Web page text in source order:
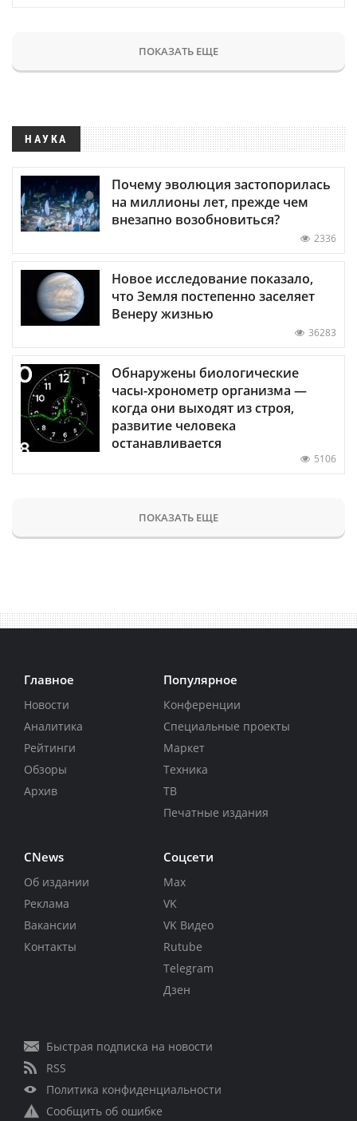
ПОКАЗАТЬ ЕЩЕ
НАУКА
Почему эволюция застопорилась
на миллионы лет, прежде чем
внезапно возобновиться?
2336
Новое исследование показало,
что Земля постепенно заселяет
Венеру жизнью
36283
Обнаружены биологические
часы-хронометр организма —
когда они выходят из строя,
развитие человека
останавливается
5106
ПОКАЗАТЬ ЕЩЕ
Главное
Новости
Аналитика
Рейтинги
Обзоры
Архив
Популярное
Конференции
Специальные проекты
Маркет
Техника
ТВ
Печатные издания
CNews
Об издании
Реклама
Вакансии
Контакты
Соцсети
Max
VK
VK Видео
Rutube
Telegram
Дзен
Быстрая подписка на новости
RSS
Политика конфиденциальности
Сообщить об ошибке